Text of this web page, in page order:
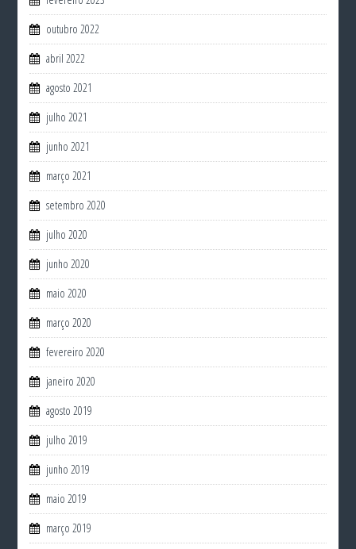
outubro 2022
abril 2022
agosto 2021
julho 2021
junho 2021
março 2021
setembro 2020
julho 2020
junho 2020
maio 2020
março 2020
fevereiro 2020
janeiro 2020
agosto 2019
julho 2019
junho 2019
maio 2019
março 2019